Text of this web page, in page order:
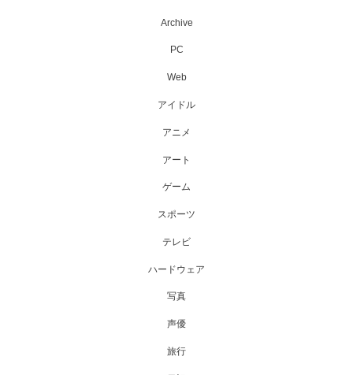
Archive
PC
Web
アイドル
アニメ
アート
ゲーム
スポーツ
テレビ
ハードウェア
写真
声優
旅行